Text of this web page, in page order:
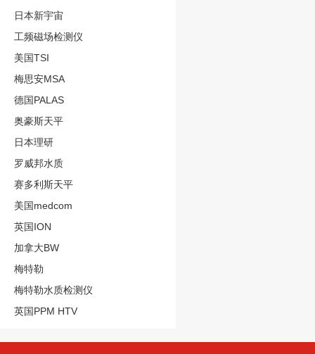
日本新宇宙
工频磁场检测仪
美国TSI
梅思安MSA
德国PALAS
奥豪斯天平
日本理研
罗威邦水质
赛多利斯天平
美国medcom
英国ION
加拿大BW
梅特勒
梅特勒水质检测仪
英国PPM HTV